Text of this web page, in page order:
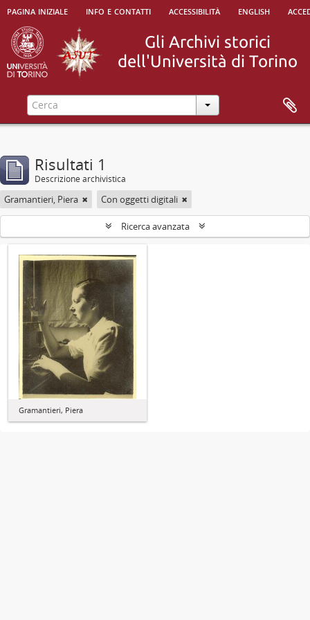
pagina iniziale info e contatti accessibilità english
Risultati 1
Descrizione archivistica
Gramantieri, Piera Con oggetti digitali
Ricerca avanzata
Gramantieri, Piera